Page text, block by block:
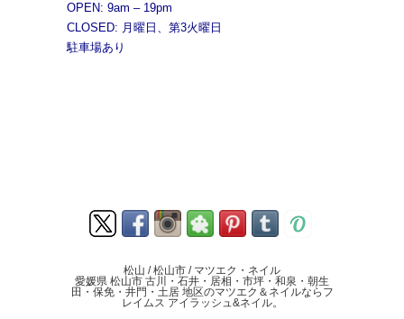
OPEN: 9am – 19pm
CLOSED: 月曜日、第3火曜日
駐車場あり
松山 / 松山市 / マツエク・ネイル
愛媛県 松山市 古川・石井・居相・市坪・和泉・朝生
田・保免・井門・土居 地区のマツエク＆ネイルならフ
レイムス アイラッシュ&ネイル。